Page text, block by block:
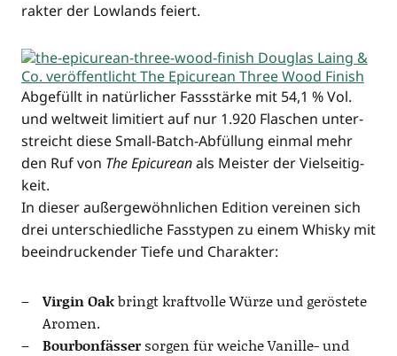
rak­ter der Low­lands feiert.
Abge­füllt in natür­li­cher Fass­stär­ke mit 54,1 % Vol.
und welt­weit limi­tiert auf nur 1.920 Fla­schen unter­
streicht die­se Small-Batch-Abfül­lung ein­mal mehr
den Ruf von The Epi­cu­re­anals Meis­ter der Viel­sei­tig­
keit.
In die­ser außer­ge­wöhn­li­chen Edi­ti­on ver­ei­nen sich
drei unter­schied­li­che Fass­ty­pen zu einem Whis­ky mit
beein­dru­cken­der Tie­fe und Charakter:
Vir­gin Oakbringt kraft­vol­le Wür­ze und gerös­te­te
Aromen.
Bour­bon­fäs­sersor­gen für wei­che Vanil­le- und